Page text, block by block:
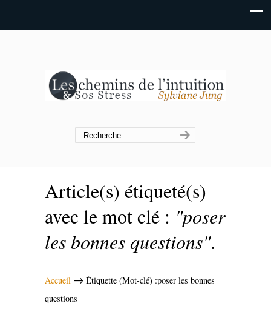
Article(s) étiqueté(s)
avec le mot clé : "poser
les bonnes questions".
Accueil → Étiquette (Mot-clé) :poser les bonnes
questions